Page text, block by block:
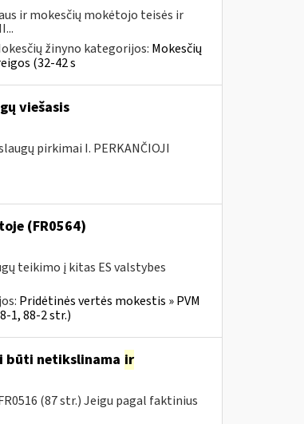
ir mokesčių mokėtojo teisės ir
žinyno kategorijos: Mokesčių
(32-42 s
viešasis
pirkimai I. PERKANČIOJI
(FR0564)
teikimo į kitas ES valstybes
Pridėtinės vertės mokestis » PVM
1, 88-2 str.)
būti netikslinama ir
(87 str.) Jeigu pagal faktinius